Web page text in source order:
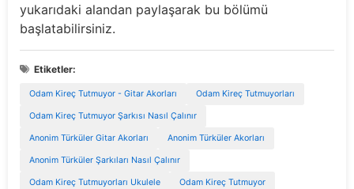
yukarıdaki alandan paylaşarak bu bölümü
başlatabilirsiniz.
Etiketler:
Odam Kireç Tutmuyor - Gitar Akorları Odam Kireç Tutmuyorları
Odam Kireç Tutmuyor Şarkısı Nasıl Çalınır
Anonim Türküler Gitar Akorları Anonim Türküler Akorları
Anonim Türküler Şarkıları Nasıl Çalınır
Odam Kireç Tutmuyorları Ukulele Odam Kireç Tutmuyor